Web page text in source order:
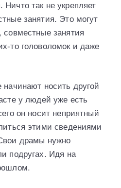
так не укрепляет
занятия. Это могут
занятия
то головоломок и даже
носить другой
у людей уже есть
он носит неприятный
этими сведениями
драмы нужно
подругах. Идя на